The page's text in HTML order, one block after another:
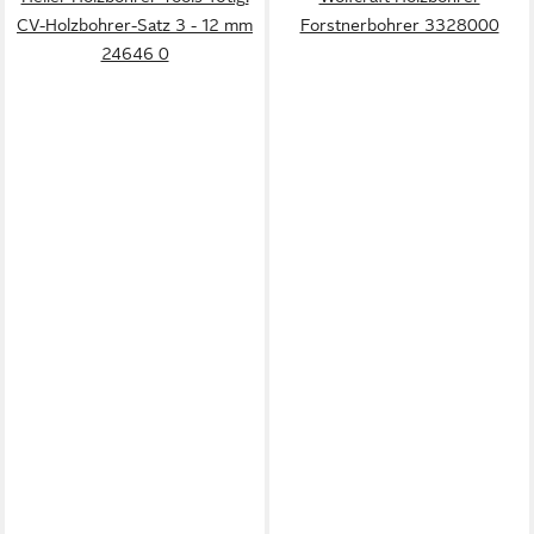
CV-Holzbohrer-Satz 3 - 12 mm
24646 0
Forstnerbohrer 3328000